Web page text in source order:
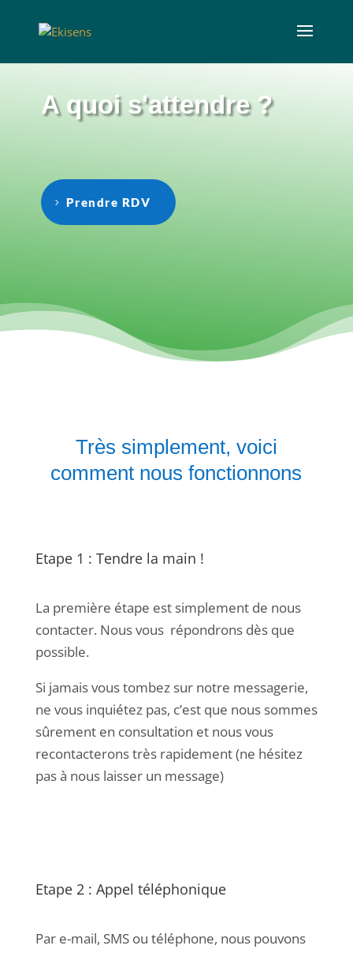
A quoi s'attendre ?
Prendre RDV
Très simplement, voici
comment nous fonctionnons
Etape 1 : Tendre la main !
La première étape est simplement de nous
contacter. Nous vous répondrons dès que
possible.
Si jamais vous tombez sur notre messagerie,
ne vous inquiétez pas, c’est que nous sommes
sûrement en consultation et nous vous
recontacterons très rapidement (ne hésitez
pas à nous laisser un message)
Etape 2 : Appel téléphonique
Par e-mail, SMS ou téléphone, nous pouvons